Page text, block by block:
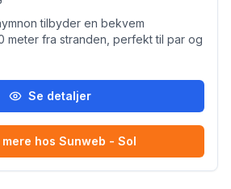
tilbyder en bekvem
meter fra stranden, perfekt til par og
Se detaljer
mere hos Sunweb - Sol